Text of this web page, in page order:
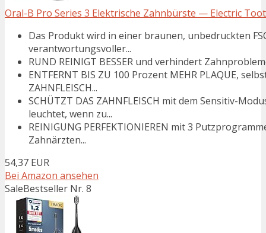
Oral-B Pro Series 3 Elektrische Zahnbürste — Electric
Das Produkt wird in einer braunen, unbedruckten
verantwortungsvoller...
RUND REINIGT BESSER und verhindert
ENTFERNT BIS ZU 100 Prozent MEHR PLAQUE,
ZAHNFLEISCH...
SCHÜTZT DAS ZAHNFLEISCH mit dem Sensitiv-
leuchtet, wenn zu...
REINIGUNG PERFEKTIONIEREN mit 3
Zahnärzten...
54,37 EUR
Bei Amazon ansehen
SaleBestseller Nr. 8